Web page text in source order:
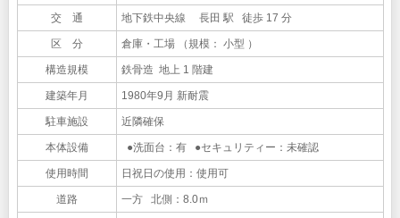
交 通 地下鉄中央線 長田 駅 徒歩 17 分
区 分 倉庫・工場 （規模： 小型 ）
構造規模 鉄骨造 地上 1 階建
建築年月 1980年9月 新耐震
駐車施設 近隣確保
本体設備 ●洗面台：有 ●セキュリティー：未確認
使用時間 日祝日の使用：使用可
道路 一方 北側：8.0ｍ